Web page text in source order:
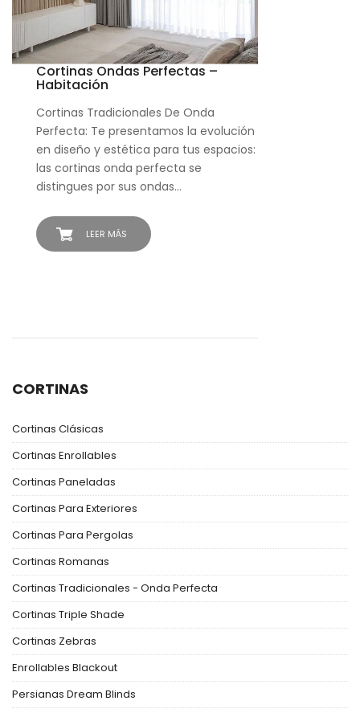
CORTINAS
Cortinas Clásicas
Cortinas Enrollables
Cortinas Paneladas
Cortinas Para Exteriores
Cortinas Para Pergolas
Cortinas Romanas
Cortinas Tradicionales - Onda Perfecta
Cortinas Triple Shade
Cortinas Zebras
Enrollables Blackout
Persianas Dream Blinds
LEER MÁS
Cortinas Ondas Perfectas –
Habitación
Cortinas Tradicionales De Onda
Perfecta: Te presentamos la evolución
en diseño y estética para tus espacios:
las cortinas onda perfecta se
distingues por sus ondas…